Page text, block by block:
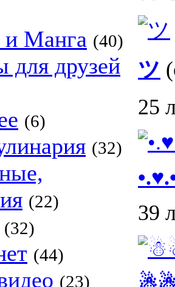
Манга (40)
для друзей
(6)
(32)
(22)
(32)
(44)
(23)
ツ
25
39